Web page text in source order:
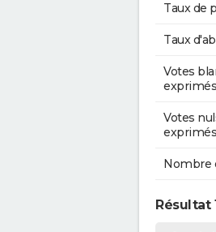
Taux de
Taux
Votes
Votes
Nombre
Résultat